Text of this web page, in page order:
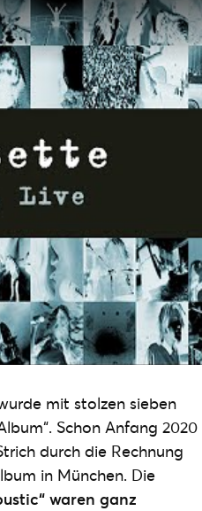
mit stolzen sieben
Schon Anfang 2020
durch die Rechnung
in München. Die
waren ganz